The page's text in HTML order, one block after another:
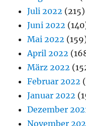
Juli 2022 (215)
Juni 2022
Mai 2022
April 2022
März 2022
Februar 2022
Januar 2022
Dezember
November